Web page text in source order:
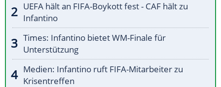
UEFA hält an FIFA-Boykott fest - CAF hält zu
Infantino
Times: Infantino bietet WM-Finale für
Unterstützung
Medien: Infantino ruft FIFA-Mitarbeiter zu
Krisentreffen